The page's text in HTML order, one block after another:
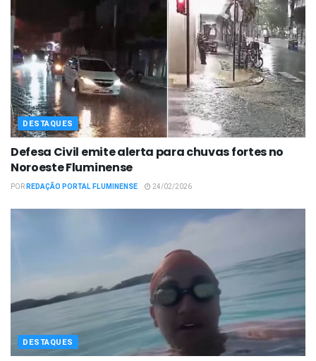
DESTAQUES
Defesa Civil emite alerta para chuvas fortes no
Noroeste Fluminense
PORREDAÇÃO PORTAL FLUMINENSE 24/02/2026
DESTAQUES